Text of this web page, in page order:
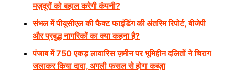
मज़दूरों को बहाल करेगी कंपनी?
संभल में पीयूसीएल की फैक्ट फाइंडिंग की अंतरिम रिपोर्ट, बीजेपी
और प्रबुद्ध नागरिकों का क्या कहना है?
पंजाब में 750 एकड़ लावारिस ज़मीन पर भूमिहीन दलितों ने चिराग
जलाकर किया दावा, अगली फसल से होगा कब्ज़ा